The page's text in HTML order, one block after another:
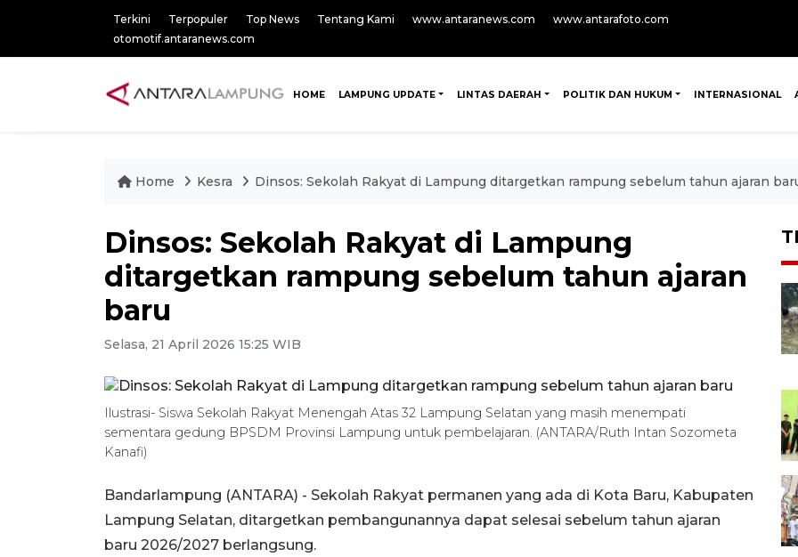
Terkini Terpopuler Top News Tentang Kami www.antaranews.com
www.antarafoto.com
otomotif.antaranews.com
HOME LAMPUNG UPDATE LINTAS DAERAH POLITIK DAN HUKUM INTERNASIONAL
Home Kesra Dinsos: Sekolah Rakyat di Lampung ditargetkan rampung sebelum tahun ajaran
Dinsos: Sekolah Rakyat di Lampung
ditargetkan rampung sebelum tahun ajaran
baru
Selasa, 21 April 2026 15:25 WIB
Ilustrasi- Siswa Sekolah Rakyat Menengah Atas 32 Lampung Selatan yang masih menempati
sementara gedung BPSDM Provinsi Lampung untuk pembelajaran. (ANTARA/Ruth Intan Sozometa
Kanafi)
Bandarlampung (ANTARA) - Sekolah Rakyat permanen yang ada di Kota Baru, Kabupaten
Lampung Selatan, ditargetkan pembangunannya dapat selesai sebelum tahun ajaran
baru 2026/2027 berlangsung.